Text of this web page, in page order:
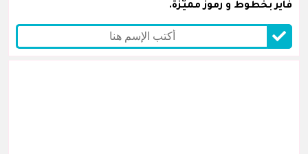
فاير بخطوط و رموز مميّزة.